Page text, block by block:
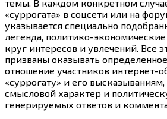
темы. В каждом конкретном
«суррогата» в соцсети или на
указывается специально
легенда, политико-
круг интересов и увлечений. Все
призваны оказывать
отношение участников интернет-
«суррогату» и его
смысловой характер и
генерируемых ответов и